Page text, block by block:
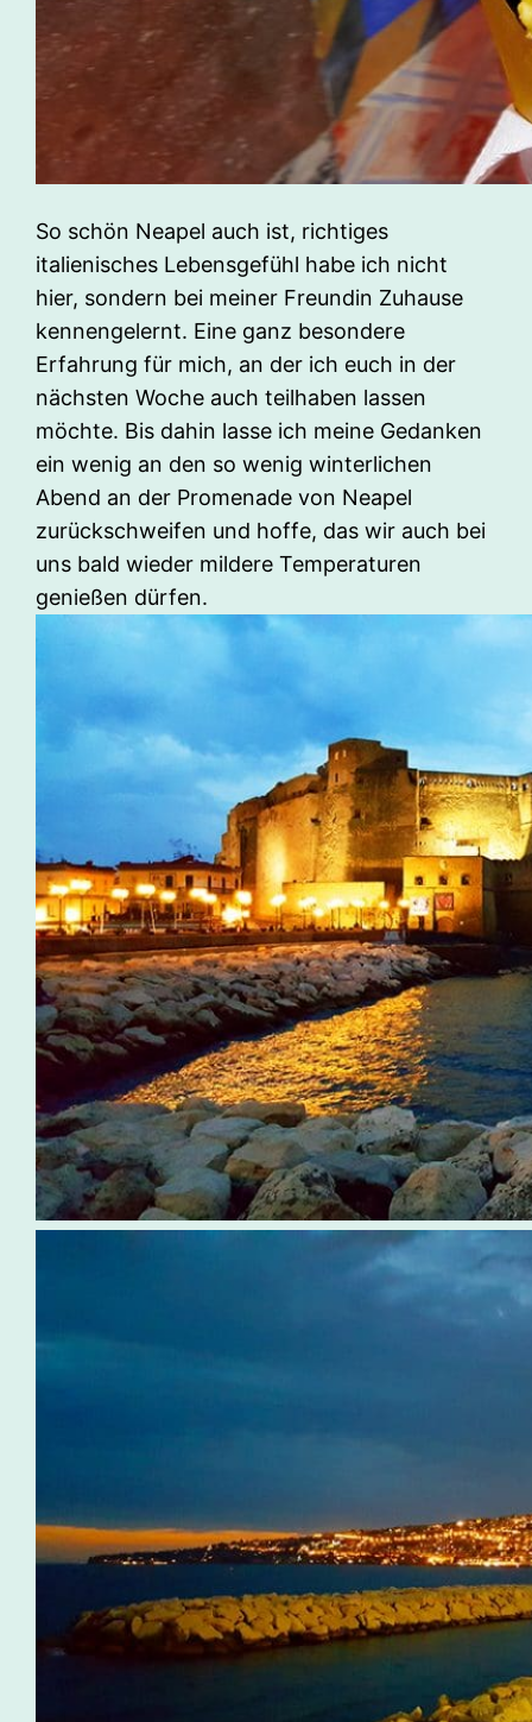
So schön Neapel auch ist, richtiges
italienisches Lebensgefühl habe ich nicht
hier, sondern bei meiner Freundin Zuhause
kennengelernt. Eine ganz besondere
Erfahrung für mich, an der ich euch in der
nächsten Woche auch teilhaben lassen
möchte. Bis dahin lasse ich meine Gedanken
ein wenig an den so wenig winterlichen
Abend an der Promenade von Neapel
zurückschweifen und hoffe, das wir auch bei
uns bald wieder mildere Temperaturen
genießen dürfen.